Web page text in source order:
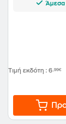
Άμεσα
Τιμή εκδότη : 6,99€